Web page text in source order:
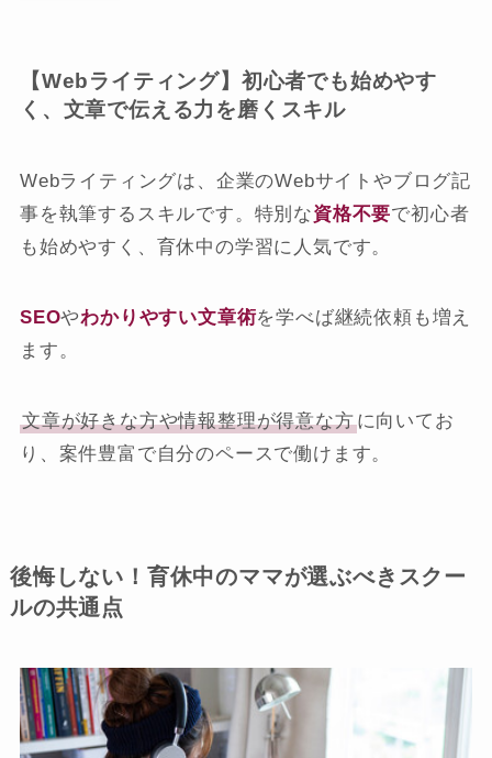
【Webライティング】初心者でも始めやす
く、文章で伝える力を磨くスキル
Webライティングは、企業のWebサイトやブログ記
事を執筆するスキルです。特別な資格不要で初心者
も始めやすく、育休中の学習に人気です。
SEOやわかりやすい文章術を学べば継続依頼も増え
ます。
文章が好きな方や情報整理が得意な方に向いてお
り、案件豊富で自分のペースで働けます。
後悔しない！育休中のママが選ぶべきスクー
ルの共通点